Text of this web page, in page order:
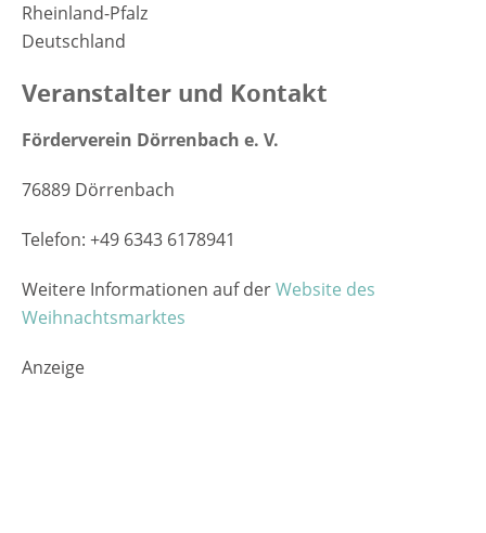
Rheinland-Pfalz
Deutschland
Veranstalter und Kontakt
Förderverein Dörrenbach e. V.
76889 Dörrenbach
Telefon: +49 6343 6178941
Weitere Informationen auf derWebsite des
Weihnachtsmarktes
Anzeige